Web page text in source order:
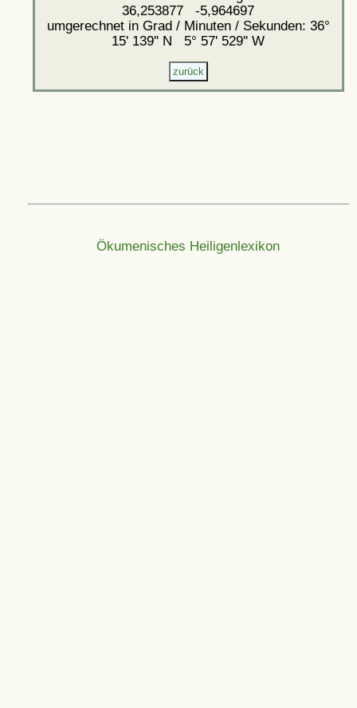
36,253877 -5,964697
umgerechnet in Grad / Minuten / Sekunden: 36°
15' 139'' N 5° 57' 529'' W
Ökumenisches Heiligenlexikon